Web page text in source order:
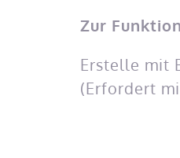
Zur
Erstelle mit
(Erfordert